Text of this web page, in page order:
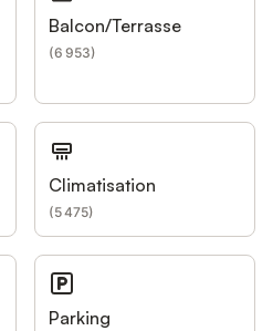
Balcon/Terrasse
(6 953)
Climatisation
(5 475)
Parking